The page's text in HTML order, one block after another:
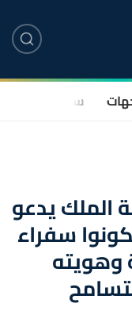
سياسة
جلالة الملك يدعو
سفراء
وهويته